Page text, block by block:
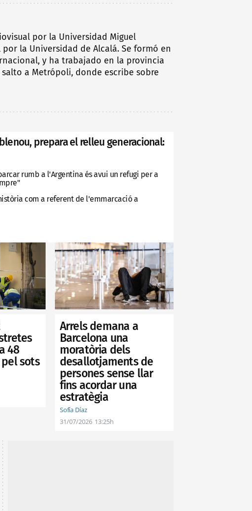
por la Universidad Miguel
la Universidad de Alcalá. Se formó en
y ha trabajado en la provincia
a Metrópoli, donde escribe sobre
prepara el relleu generacional:
rumb a l'Argentina és avui un refugi per a
com a referent de l'emmarcació a
48
sots
Arrels demana a
Barcelona una
moratòria dels
desallotjaments de
persones sense llar
fins acordar una
estratègia
Sofía Díaz
31/07/2026 13:25h